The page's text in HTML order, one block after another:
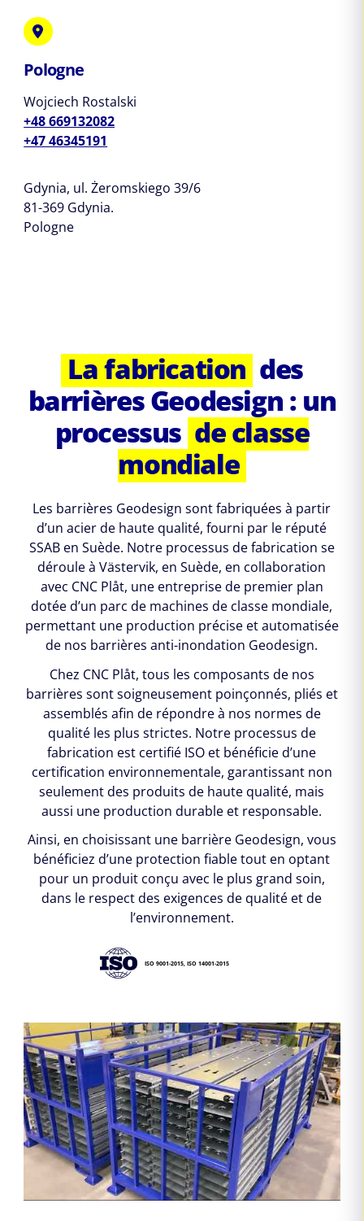
Pologne
Wojciech Rostalski
+48 669132082
+47 46345191
Gdynia, ul. Żeromskiego 39/6
81-369 Gdynia.
Pologne
La fabrication des
barrières Geodesign : un
processus de classe
mondiale
Les barrières Geodesign sont fabriquées à partir
d’un acier de haute qualité, fourni par le réputé
SSAB en Suède. Notre processus de fabrication se
déroule à Västervik, en Suède, en collaboration
avec CNC Plåt, une entreprise de premier plan
dotée d’un parc de machines de classe mondiale,
permettant une production précise et automatisée
de nos barrières anti-inondation Geodesign.
Chez CNC Plåt, tous les composants de nos
barrières sont soigneusement poinçonnés, pliés et
assemblés afin de répondre à nos normes de
qualité les plus strictes. Notre processus de
fabrication est certifié ISO et bénéficie d’une
certification environnementale, garantissant non
seulement des produits de haute qualité, mais
aussi une production durable et responsable.
Ainsi, en choisissant une barrière Geodesign, vous
bénéficiez d’une protection fiable tout en optant
pour un produit conçu avec le plus grand soin,
dans le respect des exigences de qualité et de
l’environnement.